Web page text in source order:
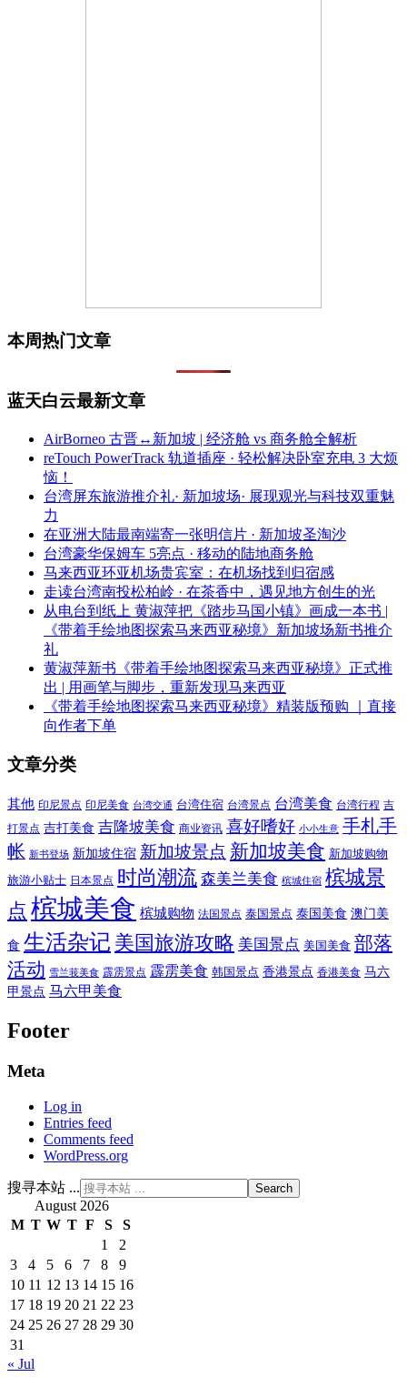
本周热门文章
蓝天白云最新文章
AirBorneo 古晋↔新加坡 | 经济舱 vs 商务舱全解析
reTouch PowerTrack 轨道插座 · 轻松解决卧室充电 3 大烦
恼！
台湾屏东旅游推介礼· 新加坡场· 展现观光与科技双重魅
力
在亚洲大陆最南端寄一张明信片 · 新加坡圣淘沙
台湾豪华保姆车 5亮点 · 移动的陆地商务舱
马来西亚环亚机场贵宾室：在机场找到归宿感
走读台湾南投松柏岭 · 在茶香中，遇见地方创生的光
从电台到纸上 黄淑萍把《踏步马国小镇》画成一本书 |
《带着手绘地图探索马来西亚秘境》新加坡场新书推介
礼
黄淑萍新书《带着手绘地图探索马来西亚秘境》正式推
出 | 用画笔与脚步，重新发现马来西亚
《带着手绘地图探索马来西亚秘境》精装版预购 ｜直接
向作者下单
文章分类
其他 印尼景点 印尼美食 台湾交通 台湾住宿 台湾景点 台湾美食 台湾行程 吉
打景点 吉打美食 吉隆坡美食 商业资讯 喜好嗜好 小小生意 手札手
帐 新书登场 新加坡住宿 新加坡景点 新加坡美食 新加坡购物
旅游小贴士 日本景点 时尚潮流 森美兰美食 槟城住宿 槟城景
点 槟城美食 槟城购物 法国景点 泰国景点 泰国美食 澳门美
食 生活杂记 美国旅游攻略 美国景点 美国美食 部落
活动 雪兰莪美食 霹雳景点 霹雳美食 韩国景点 香港景点 香港美食 马六
甲景点 马六甲美食
Footer
Meta
Log in
Entries feed
Comments feed
WordPress.org
搜寻本站 ...
August 2026
M T W T F S
S
1
2
3
4 5 6 7 8
9
10 11 12 13 14 15 16
17 18 19 20 21 22 23
24 25 26 27 28 29 30
31
« Jul